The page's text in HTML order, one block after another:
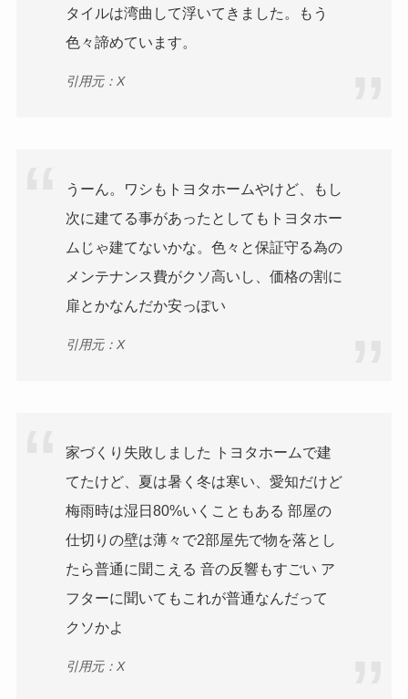
タイルは湾曲して浮いてきました。もう
色々諦めています。
引用元：X
うーん。ワシもトヨタホームやけど、もし
次に建てる事があったとしてもトヨタホー
ムじゃ建てないかな。色々と保証守る為の
メンテナンス費がクソ高いし、価格の割に
扉とかなんだか安っぽい
引用元：X
家づくり失敗しました トヨタホームで建
てたけど、夏は暑く冬は寒い、愛知だけど
梅雨時は湿日80%いくこともある 部屋の
仕切りの壁は薄々で2部屋先で物を落とし
たら普通に聞こえる 音の反響もすごい ア
フターに聞いてもこれが普通なんだって
クソかよ
引用元：X